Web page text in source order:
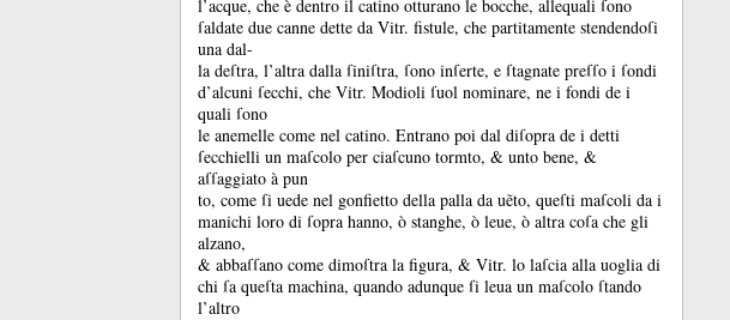
l’acque, che è dentro il catino otturano le bocche, allequali ſono
ſaldate due canne dette da Vitr. fistule, che partitamente stendendoſi
una dal-
la deſtra, l’altra dalla ſiniſtra, ſono inſerte, e ſtagnate preſſo i ſondi
d’alcuni ſecchi, che Vitr. Modioli ſuol nominare, ne i fondi de i
quali ſono
le anemelle come nel catino. Entrano poi dal diſopra de i detti
ſecchielli un maſcolo per ciaſcuno tormto, & unto bene, &
aſſaggiato à pun
to, come ſi uede nel gonfietto della palla da uẽto, queſti maſcoli da i
manichi loro di ſopra hanno, ò stanghe, ò leue, ò altra coſa che gli
alzano,
& abbaſſano come dimoſtra la figura, & Vitr. lo laſcia alla uoglia di
chi ſa queſta machina, quando adunque ſi leua un maſcolo ſtando
l’altro